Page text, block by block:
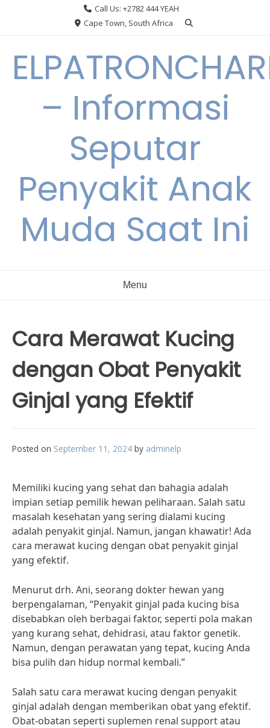
Call Us: +2782 444 YEAH
Cape Town, South Africa
– Informasi
Seputar
Penyakit Anak
Muda Saat Ini
Menu
Cara Merawat Kucing
dengan Obat Penyakit
Ginjal yang Efektif
Posted on September 11, 2024 by adminelp
Memiliki kucing yang sehat dan bahagia adalah
impian setiap pemilik hewan peliharaan. Salah satu
masalah kesehatan yang sering dialami kucing
adalah penyakit ginjal. Namun, jangan khawatir! Ada
cara merawat kucing dengan obat penyakit ginjal
yang efektif.
Menurut drh. Ani, seorang dokter hewan yang
berpengalaman, “Penyakit ginjal pada kucing bisa
disebabkan oleh berbagai faktor, seperti pola makan
yang kurang sehat, dehidrasi, atau faktor genetik.
Namun, dengan perawatan yang tepat, kucing Anda
bisa pulih dan hidup normal kembali.”
Salah satu cara merawat kucing dengan penyakit
ginjal adalah dengan memberikan obat yang efektif.
Obat-obatan seperti suplemen renal support atau